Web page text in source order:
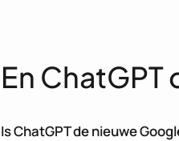
En ChatGPT
Is ChatGPT de nieuwe